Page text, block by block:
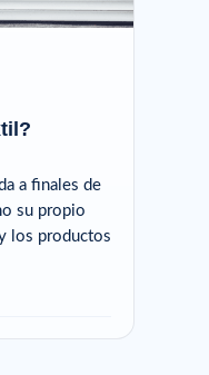
a finales de
su propio
los productos